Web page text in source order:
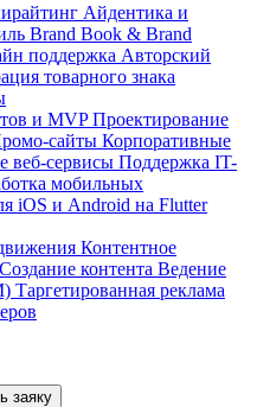
Айдентика и
Brand Book & Brand
поддержка Авторский
товарного знака
и MVPПроектирование
сайты Корпоративные
веб-сервисы Поддержка IT-
мобильных
iOS и Android на Flutter
Контентное
Создание контента Ведение
Таргетированная реклама
заяку